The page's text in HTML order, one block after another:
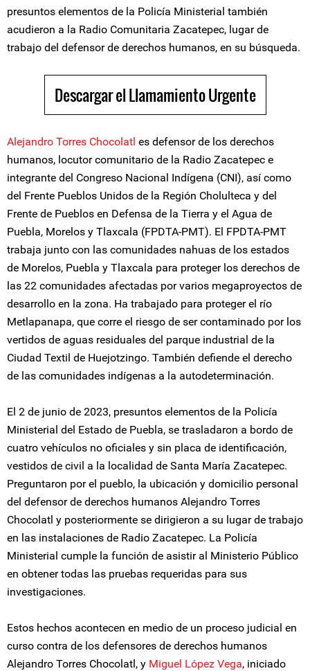
presuntos elementos de la Policía Ministerial también
acudieron a la Radio Comunitaria Zacatepec, lugar de
trabajo del defensor de derechos humanos, en su búsqueda.
Descargar el Llamamiento Urgente
Alejandro Torres Chocolatl es defensor de los derechos
humanos, locutor comunitario de la Radio Zacatepec e
integrante del Congreso Nacional Indígena (CNI), así como
del Frente Pueblos Unidos de la Región Cholulteca y del
Frente de Pueblos en Defensa de la Tierra y el Agua de
Puebla, Morelos y Tlaxcala (FPDTA-PMT). El FPDTA-PMT
trabaja junto con las comunidades nahuas de los estados
de Morelos, Puebla y Tlaxcala para proteger los derechos de
las 22 comunidades afectadas por varios megaproyectos de
desarrollo en la zona. Ha trabajado para proteger el río
Metlapanapa, que corre el riesgo de ser contaminado por los
vertidos de aguas residuales del parque industrial de la
Ciudad Textil de Huejotzingo. También defiende el derecho
de las comunidades indígenas a la autodeterminación.
El 2 de junio de 2023, presuntos elementos de la Policía
Ministerial del Estado de Puebla, se trasladaron a bordo de
cuatro vehículos no oficiales y sin placa de identificación,
vestidos de civil a la localidad de Santa María Zacatepec.
Preguntaron por el pueblo, la ubicación y domicilio personal
del defensor de derechos humanos Alejandro Torres
Chocolatl y posteriormente se dirigieron a su lugar de trabajo
en las instalaciones de Radio Zacatepec. La Policía
Ministerial cumple la función de asistir al Ministerio Público
en obtener todas las pruebas requeridas para sus
investigaciones.
Estos hechos acontecen en medio de un proceso judicial en
curso contra de los defensores de derechos humanos
Alejandro Torres Chocolatl, y Miguel López Vega, iniciado